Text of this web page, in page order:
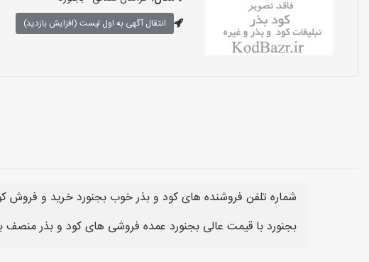
انتقال آگهی به اول لیست (افزایش بازدید)
شماره تلفن فروشنده های کود و بذر خوب بجنورد خرید و فروش
بجنورد با قیمت عالی بجنورد عمده فروشی های کود و بذر منصف